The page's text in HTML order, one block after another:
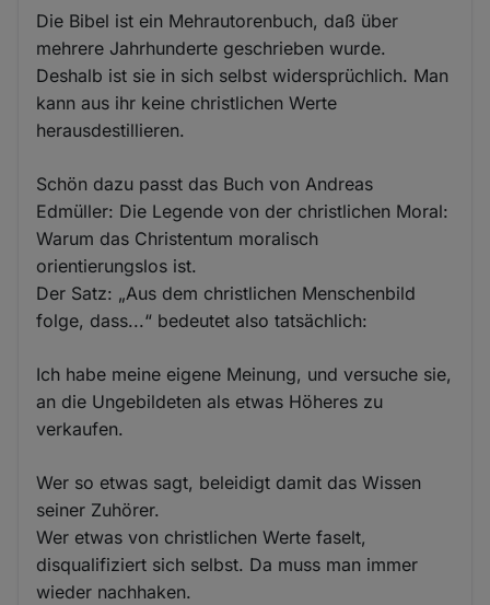
Die Bibel ist ein Mehrautorenbuch, daß über
mehrere Jahrhunderte geschrieben wurde.
Deshalb ist sie in sich selbst widersprüchlich. Man
kann aus ihr keine christlichen Werte
herausdestillieren.
Schön dazu passt das Buch von Andreas
Edmüller: Die Legende von der christlichen Moral:
Warum das Christentum moralisch
orientierungslos ist.
Der Satz: „Aus dem christlichen Menschenbild
folge, dass...“ bedeutet also tatsächlich:
Ich habe meine eigene Meinung, und versuche sie,
an die Ungebildeten als etwas Höheres zu
verkaufen.
Wer so etwas sagt, beleidigt damit das Wissen
seiner Zuhörer.
Wer etwas von christlichen Werte faselt,
disqualifiziert sich selbst. Da muss man immer
wieder nachhaken.